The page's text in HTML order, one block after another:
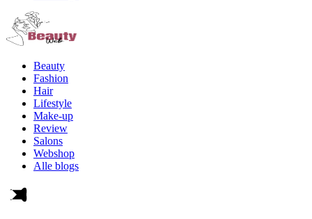
Beauty
Fashion
Hair
Lifestyle
Make-up
Review
Salons
Webshop
Alle blogs